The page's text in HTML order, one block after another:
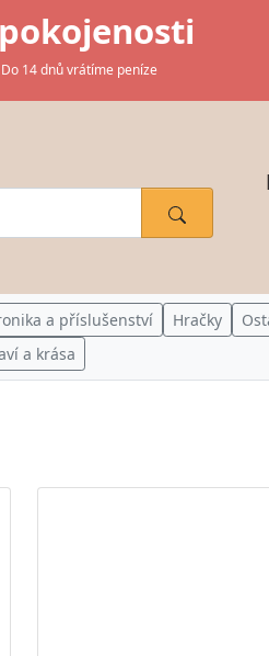
14 dnů vrátíme peníze
a příslušenství Hračky
a krása